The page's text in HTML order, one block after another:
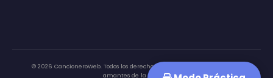
© 2026 CancioneroWeb. Todos los derechos reservados.
amantes de la música